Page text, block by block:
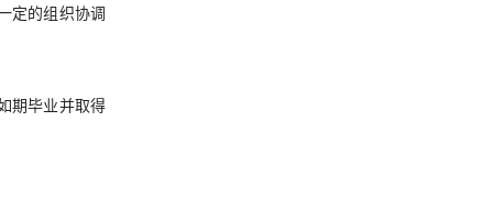
定的组织协调
期毕业并取得